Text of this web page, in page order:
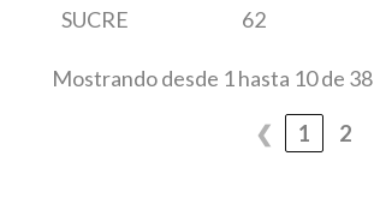
SUCRE
62
Mostrando desde 1 hasta 10 de
❮ 1 2